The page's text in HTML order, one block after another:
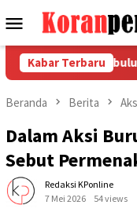
ke
Menu
Mobile
Kabar Terbaru
Tiba di
Beranda Berita
Dalam Aksi
Sebut
Redaksi KPonline
7 Mei 2026
54 views